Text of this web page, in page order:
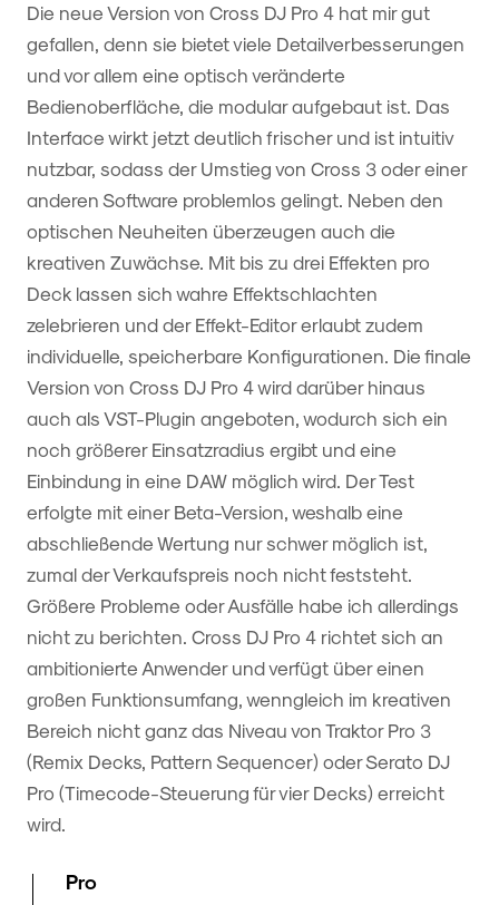
Die neue Version von Cross DJ Pro 4 hat mir gut
gefallen, denn sie bietet viele Detailverbesserungen
und vor allem eine optisch veränderte
Bedienoberfläche, die modular aufgebaut ist. Das
Interface wirkt jetzt deutlich frischer und ist intuitiv
nutzbar, sodass der Umstieg von Cross 3 oder einer
anderen Software problemlos gelingt. Neben den
optischen Neuheiten überzeugen auch die
kreativen Zuwächse. Mit bis zu drei Effekten pro
Deck lassen sich wahre Effektschlachten
zelebrieren und der Effekt-Editor erlaubt zudem
individuelle, speicherbare Konfigurationen. Die finale
Version von Cross DJ Pro 4 wird darüber hinaus
auch als VST-Plugin angeboten, wodurch sich ein
noch größerer Einsatzradius ergibt und eine
Einbindung in eine DAW möglich wird. Der Test
erfolgte mit einer Beta-Version, weshalb eine
abschließende Wertung nur schwer möglich ist,
zumal der Verkaufspreis noch nicht feststeht.
Größere Probleme oder Ausfälle habe ich allerdings
nicht zu berichten. Cross DJ Pro 4 richtet sich an
ambitionierte Anwender und verfügt über einen
großen Funktionsumfang, wenngleich im kreativen
Bereich nicht ganz das Niveau von Traktor Pro 3
(Remix Decks, Pattern Sequencer) oder Serato DJ
Pro (Timecode-Steuerung für vier Decks) erreicht
wird.
Pro